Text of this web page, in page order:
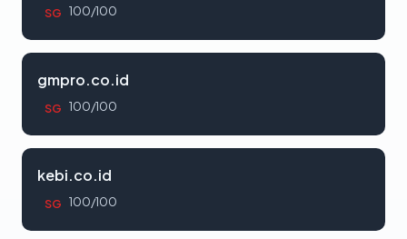
SG 100/100
gmpro.co.id
SG 100/100
kebi.co.id
SG 100/100